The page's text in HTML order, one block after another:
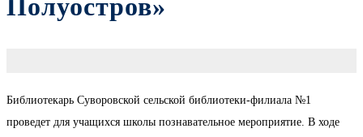
Полуостров»
Библиотекарь Суворовской сельской библиотеки-филиала №1
проведет для учащихся школы познавательное мероприятие. В ходе